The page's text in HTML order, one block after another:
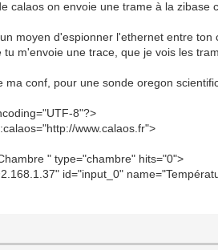
calaos_server[503]:
calaos_server[503]:
calaos on envoie une trame à la
moyen d'espionner l'ethernet entre
m'envoie une trace, que je vois les
ma conf, pour une sonde oregon
8"?>
www.calaos.fr">
" type="chambre" hits="0">
id="input_0"